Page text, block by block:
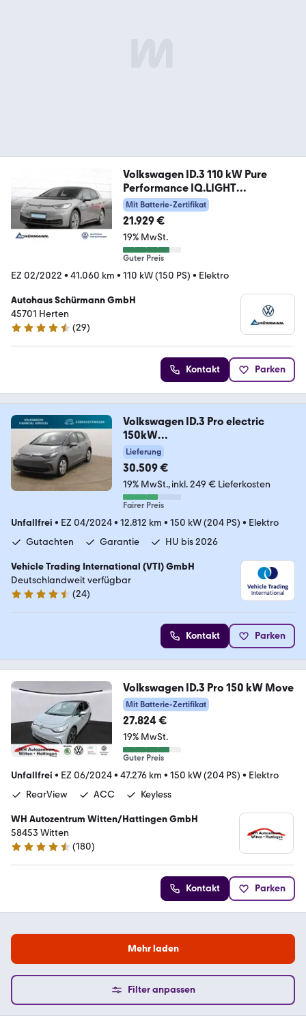
Volkswagen ID.3 110 kW Pure
Performance IQ.LIGHT
PANORAMA N
Mit Batterie-Zertifikat
21.929 €
19% MwSt.
Guter Preis
EZ 02/2022 • 41.060 km • 110 kW (150 PS) • Elektro
Autohaus Schürmann GmbH
45701 Herten
4.7 Sterne
(29)
Kontakt Parken
Volkswagen ID.3 Pro electric
150kW
LED*SHZ*PDC*NAV*KLIMA
Lieferung
30.509 €
19% MwSt. inkl. 249 € Lieferkosten
Fairer Preis
Unfallfrei • EZ 04/2024• 12.812 km • 150 kW (204 PS) • Elektro
Gutachten
Garantie HU bis 2026
Vehicle Trading International (VTI) GmbH
Deutschlandweit verfügbar
4.4 Sterne
(24)
Kontakt Parken
Volkswagen ID.3 Pro 150 kW Move
Mit Batterie-Zertifikat
27.824 €
19% MwSt.
Guter Preis
Unfallfrei • EZ 06/2024• 47.276 km • 150 kW (204 PS) • Elektro
RearView
ACC Keyless
WH Autozentrum Witten/Hattingen GmbH
58453 Witten
4.3 Sterne
(180)
Kontakt Parken
Mehr laden
Filter anpassen